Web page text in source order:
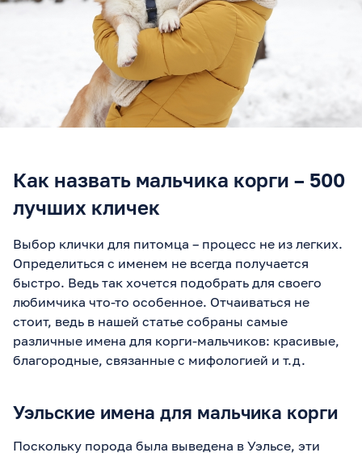
Как назвать мальчика корги – 500
лучших кличек
Выбор клички для питомца – процесс не из легких.
Определиться с именем не всегда получается
быстро. Ведь так хочется подобрать для своего
любимчика что-то особенное. Отчаиваться не
стоит, ведь в нашей статье собраны самые
различные имена для корги-мальчиков: красивые,
благородные, связанные с мифологией и т.д.
Уэльские имена для мальчика корги
Поскольку порода была выведена в Уэльсе, эти